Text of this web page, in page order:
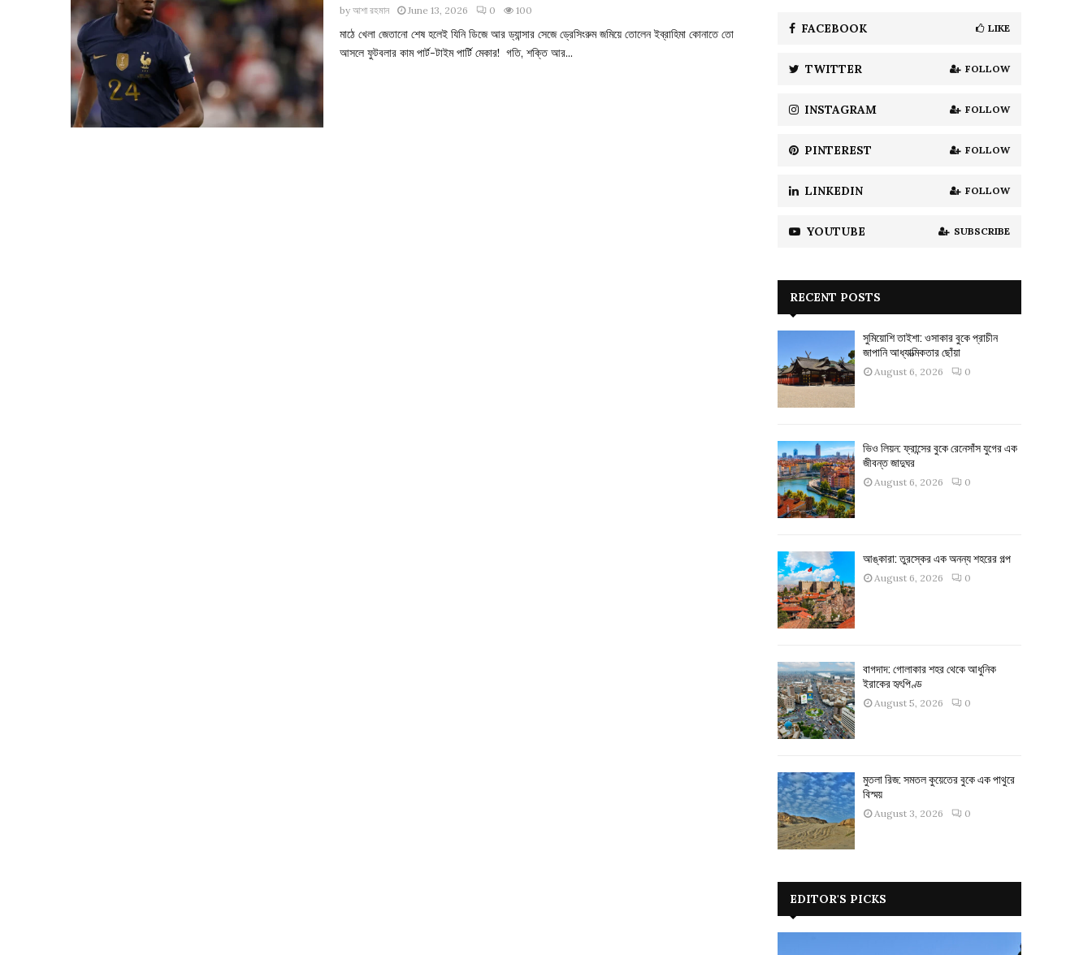
byআশা রহমান June 13, 2026 0 100
মাঠে খেলা জেতানো শেষ হলেই যিনি ডিজে আর ড্যান্সার সেজে ড্রেসিংরুম জমিয়ে তোলেন ইব্রাহিমা কোনাতে তো
আসলে ফুটবলার কাম পার্ট-টাইম পার্টি মেকার! গতি, শক্তি আর...
C
H
FACEBOOK LIKE
TWITTER FOLLOW
INSTAGRAM FOLLOW
PINTEREST FOLLOW
LINKEDIN FOLLOW
YOUTUBE SUBSCRIBE
RECENT POSTS
সুমিয়োশি তাইশা: ওসাকার বুকে প্রাচীন
জাপানি আধ্যাত্মিকতার ছোঁয়া
August 6, 2026 0
ভিও লিয়ন: ফ্রান্সের বুকে রেনেসাঁস যুগের এক
জীবন্ত জাদুঘর
August 6, 2026 0
আঙ্কারা: তুরস্কের এক অনন্য শহরের গল্প
August 6, 2026 0
বাগদাদ: গোলাকার শহর থেকে আধুনিক
ইরাকের হৃৎপিণ্ড
August 5, 2026 0
মুতলা রিজ: সমতল কুয়েতের বুকে এক পাথুরে
বিস্ময়
August 3, 2026 0
EDITOR'S PICKS